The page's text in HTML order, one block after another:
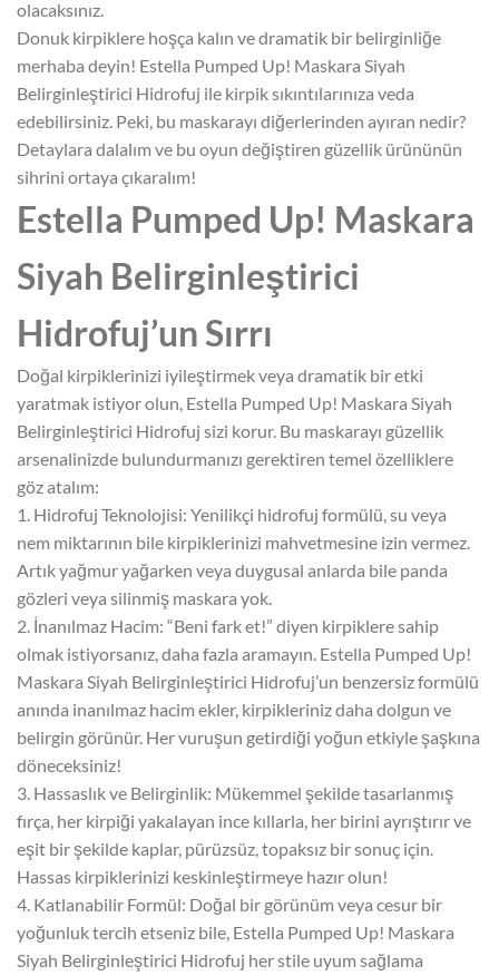
olacaksınız.
Donuk kirpiklere hoşça kalın ve dramatik bir belirginliğe
merhaba deyin! Estella Pumped Up! Maskara Siyah
Belirginleştirici Hidrofuj ile kirpik sıkıntılarınıza veda
edebilirsiniz. Peki, bu maskarayı diğerlerinden ayıran nedir?
Detaylara dalalım ve bu oyun değiştiren güzellik ürününün
sihrini ortaya çıkaralım!
Estella Pumped Up! Maskara
Siyah Belirginleştirici
Hidrofuj’un Sırrı
Doğal kirpiklerinizi iyileştirmek veya dramatik bir etki
yaratmak istiyor olun, Estella Pumped Up! Maskara Siyah
Belirginleştirici Hidrofuj sizi korur. Bu maskarayı güzellik
arsenalinizde bulundurmanızı gerektiren temel özelliklere
göz atalım:
1. Hidrofuj Teknolojisi: Yenilikçi hidrofuj formülü, su veya
nem miktarının bile kirpiklerinizi mahvetmesine izin vermez.
Artık yağmur yağarken veya duygusal anlarda bile panda
gözleri veya silinmiş maskara yok.
2. İnanılmaz Hacim: “Beni fark et!” diyen kirpiklere sahip
olmak istiyorsanız, daha fazla aramayın. Estella Pumped Up!
Maskara Siyah Belirginleştirici Hidrofuj’un benzersiz formülü
anında inanılmaz hacim ekler, kirpikleriniz daha dolgun ve
belirgin görünür. Her vuruşun getirdiği yoğun etkiyle şaşkına
döneceksiniz!
3. Hassaslık ve Belirginlik: Mükemmel şekilde tasarlanmış
fırça, her kirpiği yakalayan ince kıllarla, her birini ayrıştırır ve
eşit bir şekilde kaplar, pürüzsüz, topaksız bir sonuç için.
Hassas kirpiklerinizi keskinleştirmeye hazır olun!
4. Katlanabilir Formül: Doğal bir görünüm veya cesur bir
yoğunluk tercih etseniz bile, Estella Pumped Up! Maskara
Siyah Belirginleştirici Hidrofuj her stile uyum sağlama